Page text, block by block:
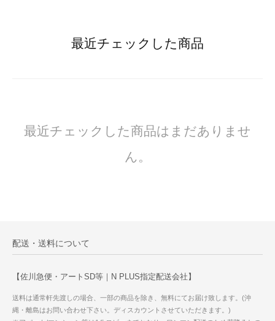
最近チェックした商品
最近チェックした商品はまだありませ
ん。
配送・送料について
【佐川急便・アートSD等｜N PLUS指定配送会社】
送料は通常軒先渡しの場合、一部の商品を除き、無料にてお届け致します。(沖
縄・離島はお問い合わせ下さい。ディスカウントさせていただきます。)